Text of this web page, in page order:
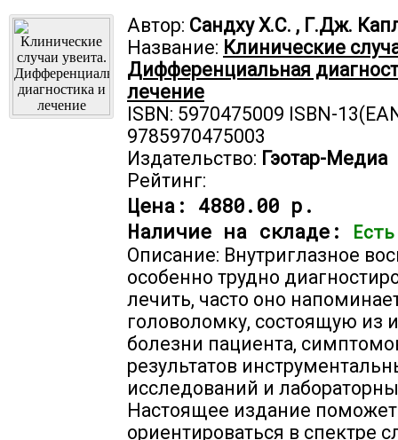
Автор: Сандху Х.С. , Г.Дж.
Название: Клинические
Дифференциальная
лечение
ISBN: 5970475009 ISBN-
9785970475003
Издательство: Гэотар-Медиа
Рейтинг:
Цена: 4880.00 р.
Наличие на складе:
Описание: Внутриглазное
особенно трудно
лечить, часто оно
головоломку, состоящую из
болезни пациента,
результатов
исследований и
Настоящее издание поможет
ориентироваться в спектре